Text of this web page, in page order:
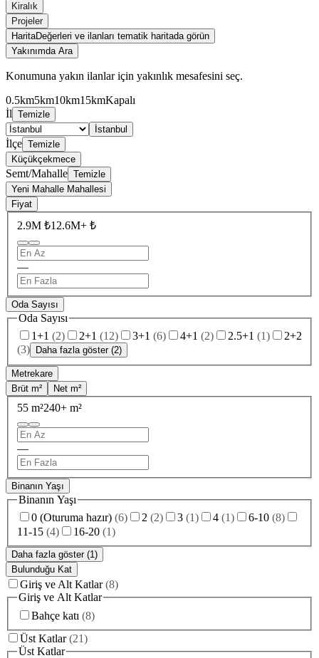
Kiralık
Projeler
HaritaDeğerleri ve ilanları tematik haritada görün
Yakınımda Ara
Konumuna yakın ilanlar için yakınlık mesafesini seç.
0.5km5km10km15kmKapalı
İl Temizle
İstanbul
İlçe Temizle
Küçükçekmece
Semt/Mahalle Temizle
Yeni Mahalle Mahallesi
Fiyat
2.9M ₺12.6M+ ₺
—
Oda Sayısı
Oda Sayısı
1+1 (2) 2+1 (12) 3+1 (6) 4+1 (2) 2.5+1 (1)
2+2
(3) Daha fazla göster (2)
Metrekare
Brüt m²
Net m²
55 m²240+ m²
—
Binanın Yaşı
Binanın Yaşı
0 (Oturuma hazır) (6) 2 (2) 3 (1) 4 (1) 6-10 (8)
11-15 (4) 16-20 (1)
Daha fazla göster (1)
Bulunduğu Kat
Giriş ve Alt Katlar (8)
Giriş ve Alt Katlar
Bahçe katı (8)
Üst Katlar (21)
Üst Katlar